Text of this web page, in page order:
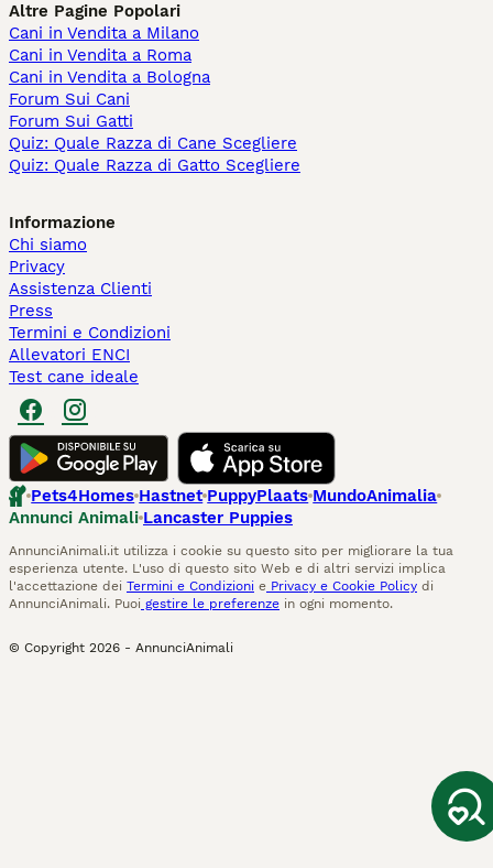
Altre Pagine Popolari
Cani in Vendita a Milano
Cani in Vendita a Roma
Cani in Vendita a Bologna
Forum Sui Cani
Forum Sui Gatti
Quiz: Quale Razza di Cane Scegliere
Quiz: Quale Razza di Gatto Scegliere
Informazione
Chi siamo
Privacy
Assistenza Clienti
Press
Termini e Condizioni
Allevatori ENCI
Test cane ideale
Pets4Homes Hastnet PuppyPlaats MundoAnimalia
Annunci Animali Lancaster Puppies
AnnunciAnimali.it utilizza i cookie su questo sito per migliorare la tua
esperienza utente. L'uso di questo sito Web e di altri servizi implica
l'accettazione dei Termini e Condizioni e Privacy e Cookie Policy di
AnnunciAnimali. Puoi gestire le preferenze in ogni momento.
© Copyright 2026 - AnnunciAnimali